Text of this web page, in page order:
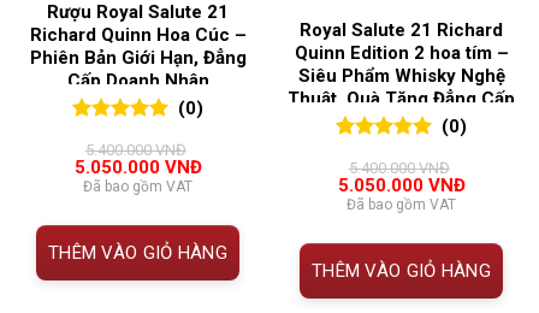
Rượu Royal Salute 21
Richard Quinn Hoa Cúc –
Phiên Bản Giới Hạn, Đẳng
Cấp Doanh Nhân
đánh giá
(0)
5.400.000VNĐ
Giá
gốc
5.400.000 VNĐ.
5.050.000 VNĐGiá
là:
5.050.000 VNĐ.
Đã bao gồm VAT
THÊM VÀO GIỎ HÀNG
Royal Salute 21 Richard
Quinn Edition 2 hoa tím –
Siêu Phẩm Whisky Nghệ
Thuật, Quà Tặng Đẳng Cấp
đánh giá
(0)
5.400.000VNĐ
Giá
gốc
5.400.000 VNĐ.
5.050.000 VNĐGiá
là:
Đã bao gồm VAT
THÊM VÀO GIỎ HÀNG